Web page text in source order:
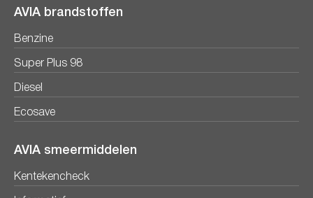
AVIA brandstoffen
Benzine
Super Plus 98
Diesel
Ecosave
AVIA smeermiddelen
Kentekencheck